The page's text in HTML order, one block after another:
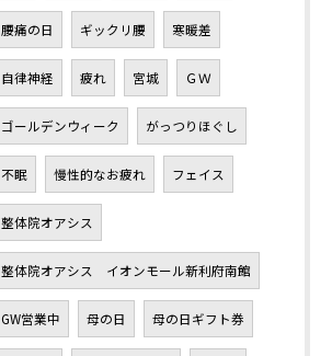
腰痛の日 ギックリ腰 寒暖差
自律神経 疲れ 宮城 ＧＷ
ゴールデンウィーク がっつりほぐし
不眠 慢性的なお疲れ フェイス
整体院オアシス
整体院オアシス イオンモール新利府南館
GW営業中 母の日 母の日ギフト券